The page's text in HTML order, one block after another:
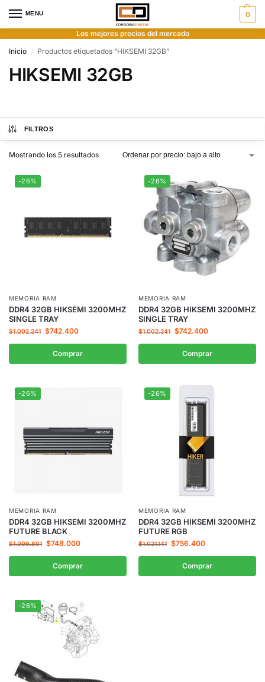
MENU 0
Los mejores precios del mercado
Inicio
/ Productos etiquetados “HIKSEMI 32GB”
HIKSEMI 32GB
FILTROS
Mostrando los 5 resultados
-26%
MEMORIA RAM
DDR4 32GB HIKSEMI 3200MHZ
SINGLE TRAY
$1.002.241 $742.400
Comprar
-26%
MEMORIA RAM
DDR4 32GB HIKSEMI 3200MHZ
SINGLE TRAY
$1.002.241 $742.400
Comprar
-26%
MEMORIA RAM
DDR4 32GB HIKSEMI 3200MHZ
FUTURE BLACK
$1.009.801 $748.000
Comprar
-26%
MEMORIA RAM
DDR4 32GB HIKSEMI 3200MHZ
FUTURE RGB
$1.021.141 $756.400
Comprar
-26%